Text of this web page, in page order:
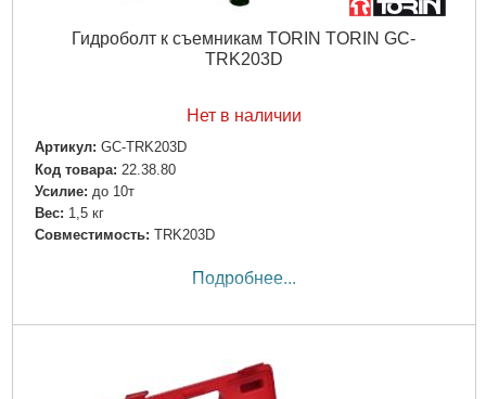
Гидроболт к съемникам TORIN TORIN GC-
TRK203D
Нет в наличии
Артикул: GC-TRK203D
Код товара: 22.38.80
Усилие: до 10т
Вес: 1,5 кг
Совместимость: TRK203D
Подробнее...